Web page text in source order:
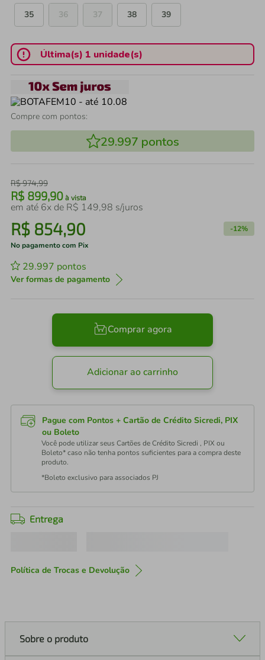
35
36 37 38 39
Última(s) 1 unidade(s)
Compre com pontos:
29.997 pontos
R$974,99
R$ 899,90 à vista
em até 6x de R$ 149,98 s/juros
R$ 854,90 -12%
No pagamento com Pix
29.997 pontos
Ver formas de pagamento
Comprar agora
Adicionar ao carrinho
Pague com Pontos + Cartão de Crédito Sicredi, PIX
ou Boleto
Você pode utilizar seus Cartões de Crédito Sicredi , PIX ou
Boleto* caso não tenha pontos suficientes para a compra deste
produto.
*Boleto exclusivo para associados PJ
Entrega
Política de Trocas e Devolução
Sobre o produto